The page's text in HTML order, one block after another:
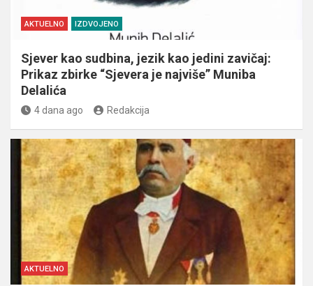
AKTUELNO IZDVOJENO
Sjever kao sudbina, jezik kao jedini zavičaj:
Prikaz zbirke “Sjevera je najviše” Muniba
Delalića
4 dana ago Redakcija
AKTUELNO